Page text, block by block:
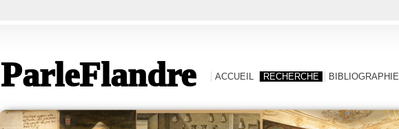
ParleFlandre ACCUEIL RECHERCHE BIBLIOGRAPHIE